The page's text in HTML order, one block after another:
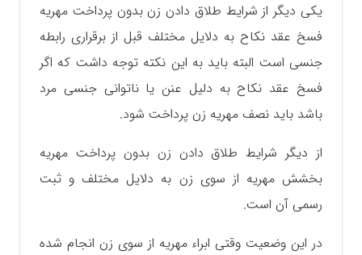
یکی دیگر از شرایط طلاق دادن زن بدون پرداخت مهریه
فسخ عقد نکاح به دلایل مختلف قبل از برقراری رابطه
جنسی است البته باید به این نکته توجه داشت که اگر
فسخ عقد نکاح به دلیل عنن یا ناتوانی جنسی مرد
باشد باید نصف مهریه زن پرداخت شود.
از دیگر شرایط طلاق دادن زن بدون پرداخت مهریه
بخشش مهریه از سوی زن به دلایل مختلف و ثبت
رسمی آن است.
در این وضعیت وقتی ابراء مهریه از سوی زن انجام شده